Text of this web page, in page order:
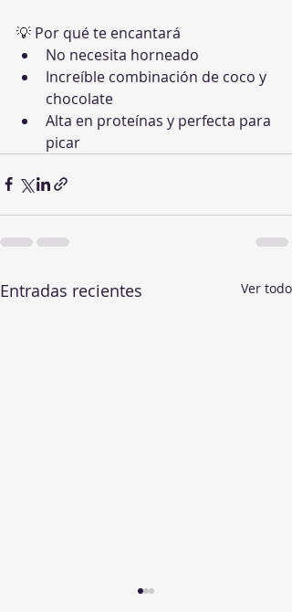
💡 Por qué te encantará
No necesita horneado
Increíble combinación de coco y
chocolate
Alta en proteínas y perfecta para
picar
Entradas recientes Ver todo